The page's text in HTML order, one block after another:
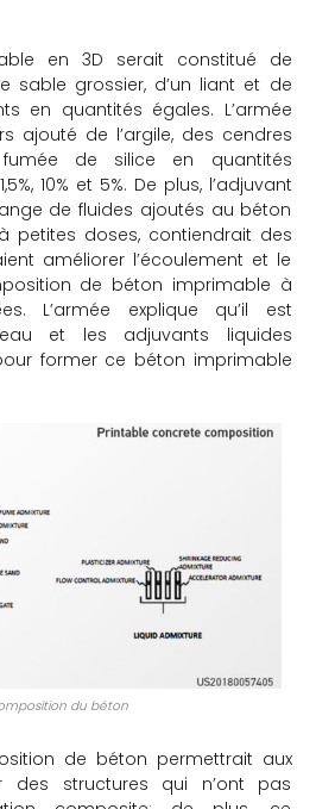
en 3D serait constitué de
sable grossier, d’un liant et de
en quantités égales. L’armée
ajouté de l’argile, des cendres
de silice en quantités
10% et 5%. De plus, l’adjuvant
de fluides ajoutés au béton
petites doses, contiendrait des
améliorer l’écoulement et le
de béton imprimable à
L’armée explique qu’il est
et les adjuvants liquides
former ce béton imprimable
du béton
de béton permettrait aux
des structures qui n’ont pas